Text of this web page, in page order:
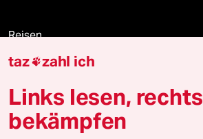
Reisen
Kantine
Shop
taz zahl ich
Links lesen, rechts
bekämpfen